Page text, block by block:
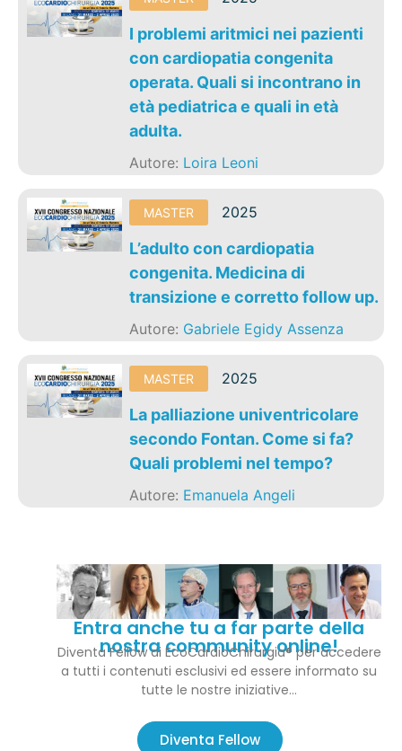
I problemi aritmici nei pazienti
con cardiopatia congenita
operata. Quali si incontrano in
età pediatrica e quali in età
adulta.
Autore: Loira Leoni
MASTER 2025
L’adulto con cardiopatia
congenita. Medicina di
transizione e corretto follow up.
Autore: Gabriele Egidy Assenza
MASTER 2025
La palliazione univentricolare
secondo Fontan. Come si fa?
Quali problemi nel tempo?
Autore: Emanuela Angeli
Entra anche tu a far parte della
nostra community online!
Diventa Fellow di EcoCardioChirurgia® per accedere
a tutti i contenuti esclusivi ed essere informato su
tutte le nostre iniziative…
Diventa Fellow